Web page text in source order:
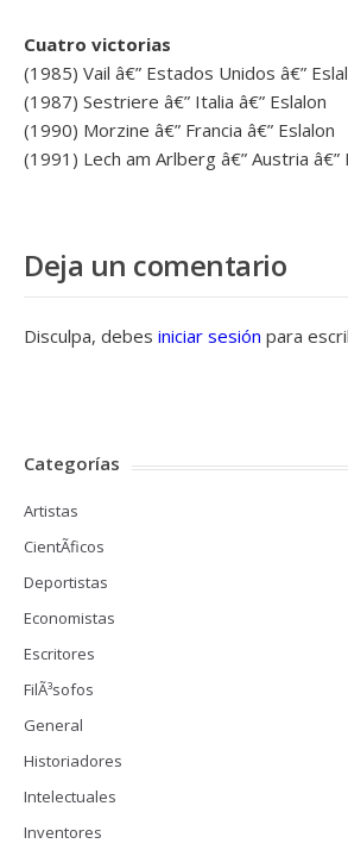
Cuatro victorias
(1985) Vail â€” Estados Unidos â€”
(1987) Sestriere â€” Italia â€” Eslalon
(1990) Morzine â€” Francia â€” Eslalon
(1991) Lech am Arlberg â€” Austria â€”
Deja un comentario
Disculpa, debes iniciar sesión para
Categorías
Artistas
CientÃ­ficos
Deportistas
Economistas
Escritores
FilÃ³sofos
General
Historiadores
Intelectuales
Inventores